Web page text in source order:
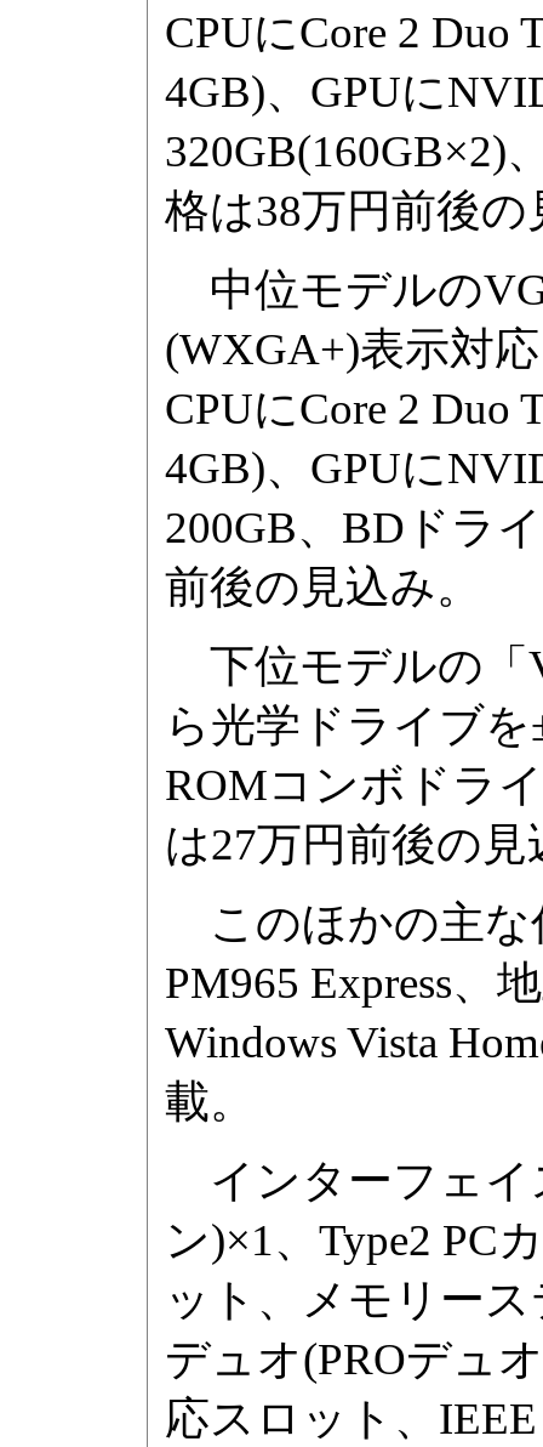
CPUにCore 2 Duo
4GB)、GPUに
320GB(160GB×2)
格は38万円前後の
中位モデルの
(WXGA+)表示対
CPUにCore 2 Duo
4GB)、GPUに
200GB、BDドラ
前後の見込み。
下位モデルの「
ら光学ドライブ
ROMコンボドラ
は27万円前後の見
このほかの主な
PM965 Express、
Windows Vista
載。
インターフェイ
ン)×1、Type2 PC
ット、メモリー
デュオ(PROデュ
応スロット、